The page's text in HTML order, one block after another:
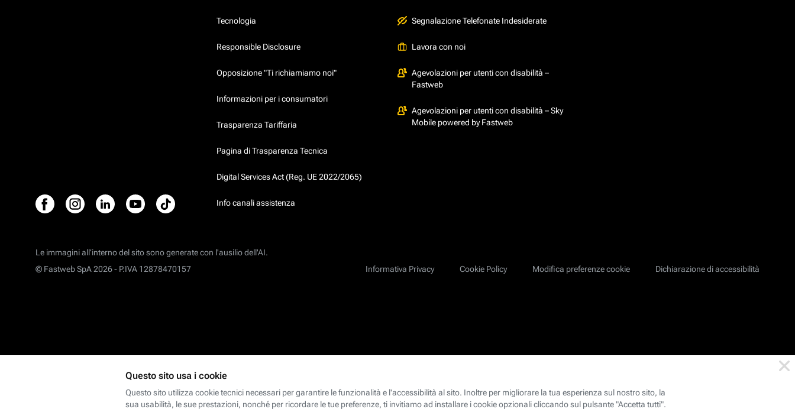
Tecnologia
Responsible Disclosure
Opposizione "Ti richiamiamo noi"
Informazioni per i consumatori
Trasparenza Tariffaria
Pagina di Trasparenza Tecnica
Digital Services Act (Reg. UE 2022/2065)
Info canali assistenza
Segnalazione Telefonate Indesiderate
Lavora con noi
Agevolazioni per utenti con disabilità –
Fastweb
Agevolazioni per utenti con disabilità – Sky
Mobile powered by Fastweb
Le immagini all’interno del sito sono generate con l'ausilio dell'AI.
Informativa Privacy
Cookie Policy Modifica preferenze cookie Dichiarazione di accessibilità
© Fastweb SpA 2026 - P.IVA 12878470157